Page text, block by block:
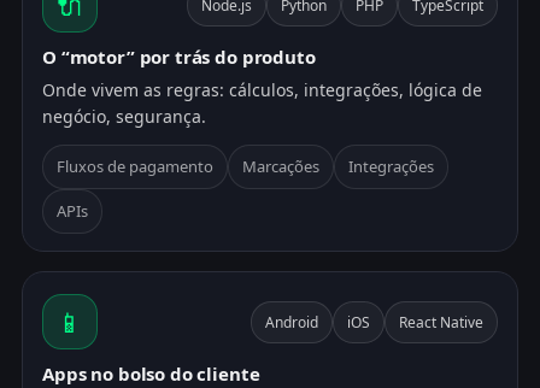
Node.js Python PHP TypeScript
O “motor” por trás do produto
Onde vivem as regras: cálculos, integrações, lógica de
negócio, segurança.
Fluxos de pagamento Marcações Integrações
APIs
📱 Android iOS React Native
Apps no bolso do cliente